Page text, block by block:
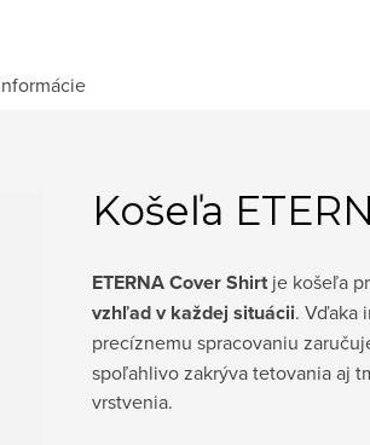
Košeľa
ETERNA Cover Shirtje košeľa
vzhľad v každej situácii. Vďaka
precíznemu spracovaniu
spoľahlivo zakrýva tetovania aj
vrstvenia.